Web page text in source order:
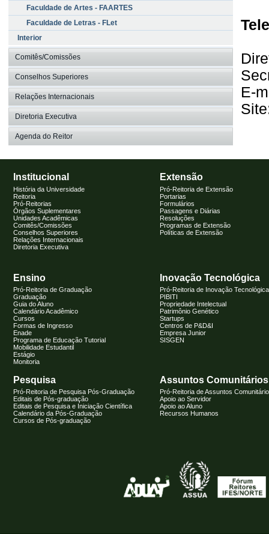
Faculdade de Artes - FAARTES
Faculdade de Letras - FLet
Interior
Comitês/Comissões
Conselhos Superiores
Relações Internacionais
Diretoria Executiva
Agenda do Reitor
E-
Institucional Extensão
História da Universidade
Reitoria
Pró-Reitorias
Órgãos Suplementares
Unidades Acadêmicas
Comitês/Comissões
Conselhos Superiores
Relações Internacionais
Diretoria Executiva
Pró-Reitoria de Extensão
Portarias
Formulários
Passagens e Diárias
Resoluções
Programas de Extensão
Políticas de Extensão
Ensino Inovação Tecnológica
Pró-Reitoria de Graduação
Graduação
Guia do Aluno
Calendário Acadêmico
Cursos
Formas de Ingresso
Enade
Programa de Educação Tutorial
Mobilidade Estudantil
Estágio
Monitoria
Pró-Reitoria de Inovação Tecnológica
PIBITI
Propriedade Intelectual
Patrimônio Genético
Startups
Centros de P&D&I
Empresa Junior
SISGEN
Pesquisa Assuntos Comunitários
Pró-Reitoria de Pesquisa Pós-Graduação
Editais de Pós-graduação
Editais de Pesquisa e Iniciação Científica
Calendário da Pós-Graduação
Cursos de Pós-graduação
Pró-Reitoria de Assuntos
Apoio ao Servidor
Apoio ao Aluno
Recursos Humanos